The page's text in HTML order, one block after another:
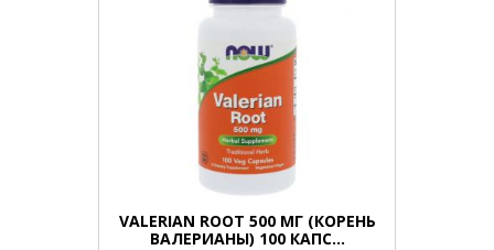
VALERIAN ROOT 500 МГ (КОРЕНЬ
ВАЛЕРИАНЫ) 100 КАПС…